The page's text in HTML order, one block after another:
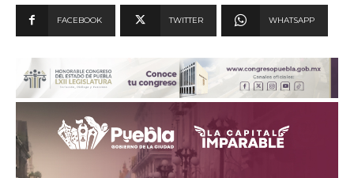
FACEBOOK TWITTER WHATSAPP